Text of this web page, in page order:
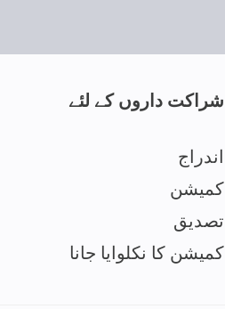
شراکت داروں کے لئے
اندراج
کمیشن
تصدیق
کمیشن کا نکلوایا جانا